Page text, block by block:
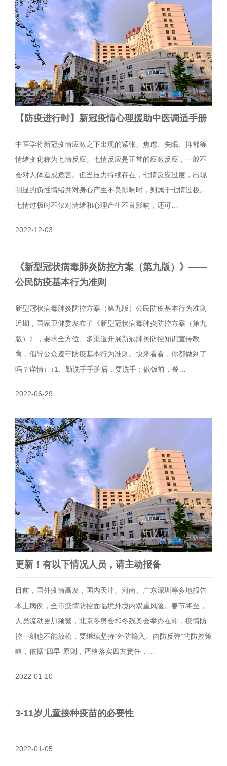
【防疫进行时】新冠疫情心理援助中医调适手册
中医学将新冠疫情应激之下出现的紧张、焦虑、失眠、抑郁等
情绪变化称为七情反应。七情反应是正常的应激反应，一般不
会对人体造成危害。但当压力持续存在，七情反应过度，出现
明显的负性情绪并对身心产生不良影响时，则属于七情过极。
七情过极时不仅对情绪和心理产生不良影响，还可…
2022-12-03
《新型冠状病毒肺炎防控方案（第九版）》——
公民防疫基本行为准则
新型冠状病毒肺炎防控方案（第九版）公民防疫基本行为准则
近期，国家卫健委发布了《新型冠状病毒肺炎防控方案（第九
版）》，要求全方位、多渠道开展新冠肺炎防控知识宣传教
育，倡导公众遵守防疫基本行为准则。快来看看，你都做到了
吗？详情↓↓↓1、勤洗手手脏后，要洗手；做饭前，餐…
2022-06-29
更新！有以下情况人员，请主动报备
目前，国外疫情高发，国内天津、河南、广东深圳等多地报告
本土病例，全市疫情防控面临境外境内双重风险。春节将至，
人员流动更加频繁，北京冬奥会和冬残奥会举办在即，疫情防
控一刻也不能放松，要继续坚持“外防输入、内防反弹”的防控策
略，依据“四早”原则，严格落实四方责任，…
2022-01-10
3-11岁儿童接种疫苗的必要性
2022-01-05